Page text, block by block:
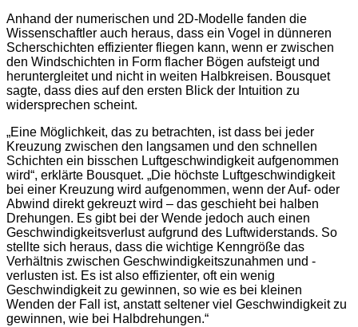
Anhand der numerischen und 2D-Modelle fanden die
Wissenschaftler auch heraus, dass ein Vogel in dünneren
Scherschichten effizienter fliegen kann, wenn er zwischen
den Windschichten in Form flacher Bögen aufsteigt und
heruntergleitet und nicht in weiten Halbkreisen. Bousquet
sagte, dass dies auf den ersten Blick der Intuition zu
widersprechen scheint.
„Eine Möglichkeit, das zu betrachten, ist dass bei jeder
Kreuzung zwischen den langsamen und den schnellen
Schichten ein bisschen Luftgeschwindigkeit aufgenommen
wird“, erklärte Bousquet. „Die höchste Luftgeschwindigkeit
bei einer Kreuzung wird aufgenommen, wenn der Auf- oder
Abwind direkt gekreuzt wird – das geschieht bei halben
Drehungen. Es gibt bei der Wende jedoch auch einen
Geschwindigkeitsverlust aufgrund des Luftwiderstands. So
stellte sich heraus, dass die wichtige Kenngröße das
Verhältnis zwischen Geschwindigkeitszunahmen und -
verlusten ist. Es ist also effizienter, oft ein wenig
Geschwindigkeit zu gewinnen, so wie es bei kleinen
Wenden der Fall ist, anstatt seltener viel Geschwindigkeit zu
gewinnen, wie bei Halbdrehungen.“